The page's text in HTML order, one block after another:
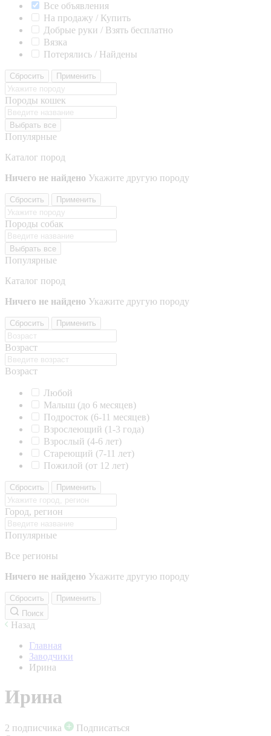
Все объявления
На продажу / Купить
Добрые руки / Взять бесплатно
Вязка
Потерялись / Найдены
Сбросить Применить
Породы кошек
Выбрать все
Популярные
Каталог пород
Ничего не найдено Укажите другую породу
Сбросить Применить
Породы собак
Выбрать все
Популярные
Каталог пород
Ничего не найдено Укажите другую породу
Сбросить Применить
Возраст
Возраст
Любой
Малыш (до 6 месяцев)
Подросток (6-11 месяцев)
Взрослеющий (1-3 года)
Взрослый (4-6 лет)
Стареющий (7-11 лет)
Пожилой (от 12 лет)
Сбросить Применить
Город, регион
Популярные
Все регионы
Ничего не найдено Укажите другую породу
Сбросить
Применить
Поиск
Назад
Главная
Заводчики
Ирина
Ирина
2 подписчика
Подписаться